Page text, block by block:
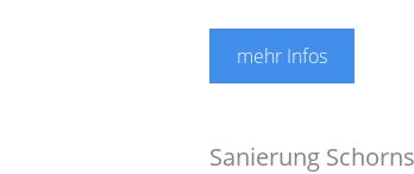
mehr Infos
Sanierung